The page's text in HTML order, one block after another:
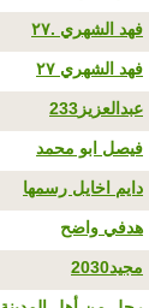
فهد الشهري .٢٧
فهد الشهري ٢٧
عبدالعزيز233
فيصل ابو محمد
دايم اخايل رسمها
هدفي واضح
مجيد2030